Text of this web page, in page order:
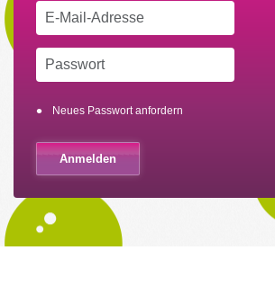
Neues Passwort anfordern